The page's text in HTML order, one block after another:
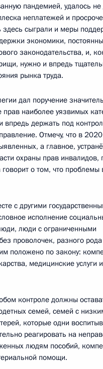
пандемией, удалось не
неплатежей и
здесь сыграли и меры
экономики,
законодательства, и,
нужно и впредь
рынка труда.
дал поручение
прав наиболее уязвимых
впредь держать под
Отмечу, что в 2020
а главное,
охраны прав инвалидов,
говорит о том, что
с другими
исполнение
люди с ограниченными
проволочек, разного
положено по закону:
медицинские услуги
контроле должны
семей, семей с
которые одни
реагировать на
людям пособий,
помощи.